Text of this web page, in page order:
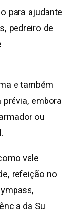
para ajudante
pedreiro de
e também
embora
ou
vale
refeição no
da Sul